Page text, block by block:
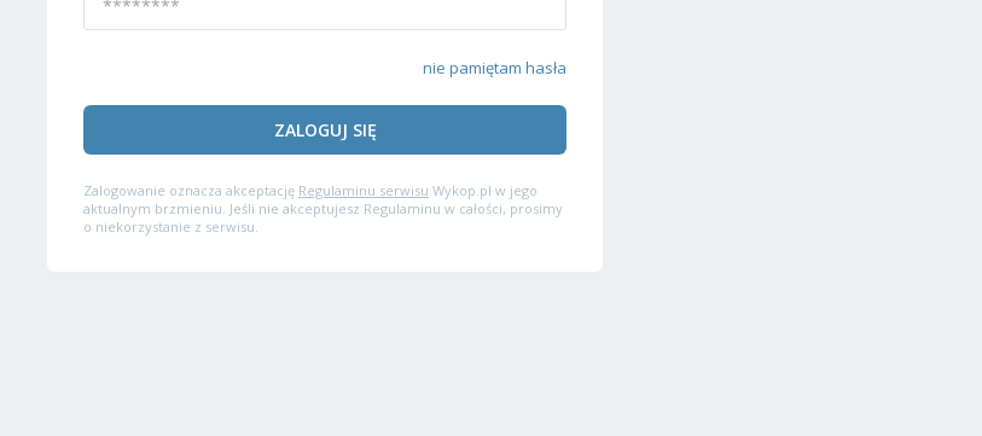
nie pamiętam hasła
ZALOGUJ SIĘ
Zalogowanie oznacza akceptację Regulaminu serwisu Wykop.pl w jego
aktualnym brzmieniu. Jeśli nie akceptujesz Regulaminu w całości, prosimy
o niekorzystanie z serwisu.